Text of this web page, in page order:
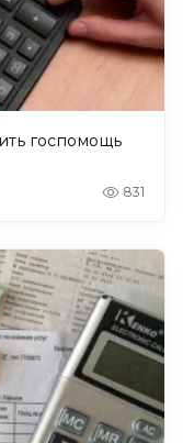
госпомощь
831